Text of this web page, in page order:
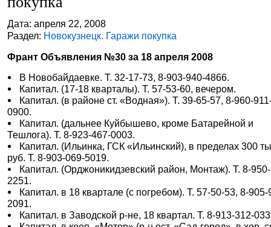
Дата: апреля 22, 2008
Раздел: Новокузнецк. Гаражи покупка
Франт Объявления №30 за 18 апреля 2008
В Новобайдаевке. Т. 32-17-73, 8-903-940-4866.
Капитал. (17-18 кварталы). Т. 57-53-60, вечером.
Капитал. (в районе ст. «Водная»). Т. 39-65-57, 8-960-
0900.
Капитал. (дальнее Куйбышево, кроме Батарейной и
Тешлога). Т. 8-923-467-0003.
Капитал. (Ильинка, ГСК «Ильинский), в пределах 300
руб. Т. 8-903-069-5019.
Капитал. (Орджоникидзевский район, Монтаж). Т. 8-
2251.
Капитал. в 18 квартале (с погребом). Т. 57-50-53, 8-905-
2091.
Капитал. в Заводской р-не, 18 квартал. Т. 8-913-312-